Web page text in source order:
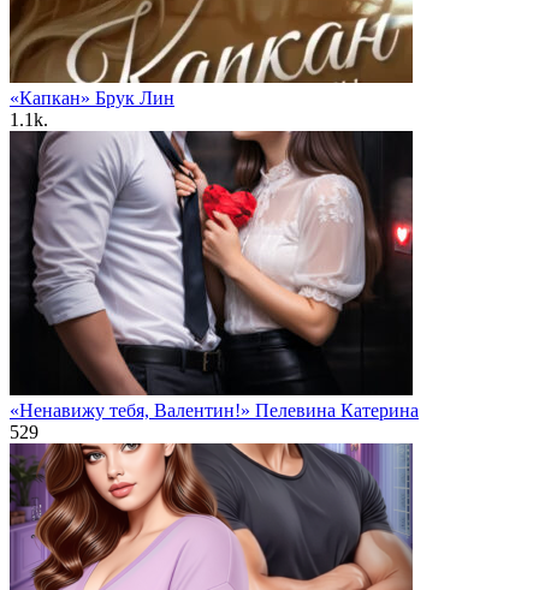
«Капкан» Брук Лин
1.1k.
«Ненавижу тебя, Валентин!» Пелевина Катерина
529